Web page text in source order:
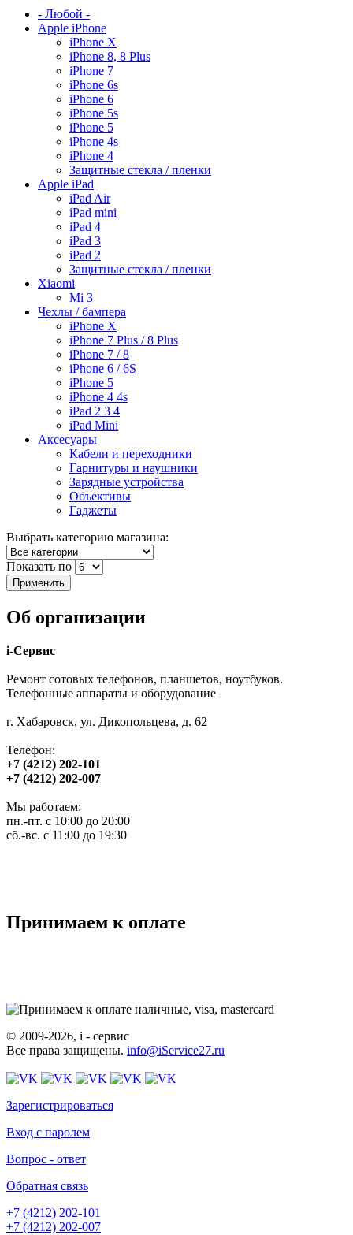
- Любой -
Apple iPhone
iPhone X
iPhone 8, 8 Plus
iPhone 7
iPhone 6s
iPhone 6
iPhone 5s
iPhone 5
iPhone 4s
iPhone 4
Защитные стекла / пленки
Apple iPad
iPad Air
iPad mini
iPad 4
iPad 3
iPad 2
Защитные стекла / пленки
Xiaomi
Mi 3
Чехлы / бампера
iPhone X
iPhone 7 Plus / 8 Plus
iPhone 7 / 8
iPhone 6 / 6S
iPhone 5
iPhone 4 4s
iPad 2 3 4
iPad Mini
Аксесуары
Кабели и переходники
Гарнитуры и наушники
Зарядные устройства
Объективы
Гаджеты
Выбрать категорию магазина:
Показать по
Об организации
i-Сервис
Ремонт сотовых телефонов, планшетов, ноутбуков.
Телефонные аппараты и оборудование
г. Хабаровск, ул. Дикопольцева, д. 62
Телефон:
+7 (4212) 202-101
+7 (4212) 202-007
Мы работаем:
пн.-пт. с 10:00 до 20:00
сб.-вс. с 11:00 до 19:30
Принимаем к оплате
© 2009-2026, i - сервис
Все права защищены. info@iService27.ru
Зарегистрироваться
Вход с паролем
Вопрос - ответ
Обратная связь
+7 (4212) 202-101
+7 (4212) 202-007